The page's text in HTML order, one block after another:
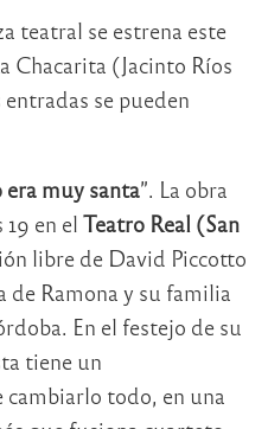
teatral se estrena este
Chacarita (Jacinto Ríos
se pueden
era muy santa”. La obra
19 en el Teatro Real (San
libre de David Piccotto
Ramona y su familia
En el festejo de su
tiene un
todo, en una